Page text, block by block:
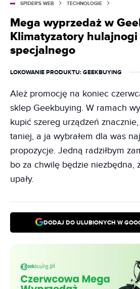
SPIDER'S WEB TECHNOLOGIE
Mega wyprzedaż w
Klimatyzatory hulajnogi
specjalnego
LOKOWANIE PRODUKTU: GEEKBUYING
Ależ promocję na koniec
sklep Geekbuying. W ramach
kupić szereg urządzeń
taniej, a ja wybrałem dla was
propozycje. Jedną radziłbym
bo za chwilę będzie niezbędna,
upały.
DODAJ DO ULUBIONYCH W